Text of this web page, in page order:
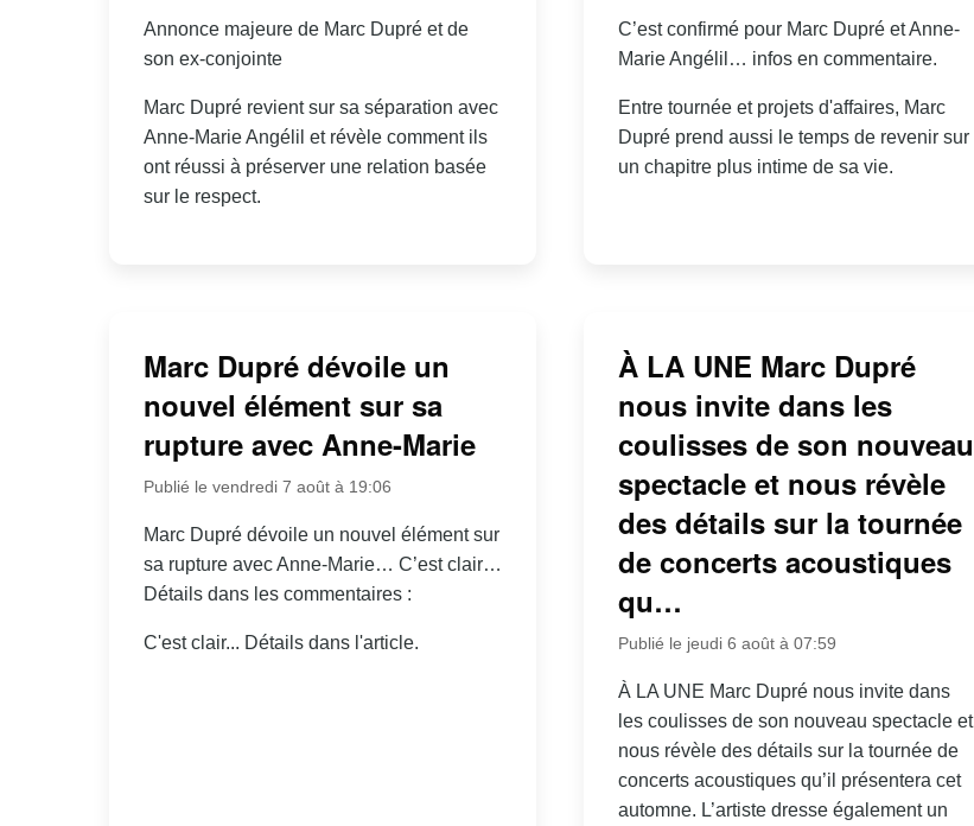
Annonce majeure de Marc Dupré et de
son ex-conjointe
Marc Dupré revient sur sa séparation avec
Anne-Marie Angélil et révèle comment ils
ont réussi à préserver une relation basée
sur le respect.
C’est confirmé pour Marc Dupré et Anne-
Marie Angélil… infos en commentaire.
Entre tournée et projets d'affaires, Marc
Dupré prend aussi le temps de revenir sur
un chapitre plus intime de sa vie.
Marc Dupré dévoile un
nouvel élément sur sa
rupture avec Anne-Marie
Publié le vendredi 7 août à 19:06
Marc Dupré dévoile un nouvel élément sur
sa rupture avec Anne-Marie… C’est clair…
Détails dans les commentaires :
C'est clair... Détails dans l'article.
À LA UNE Marc Dupré
nous invite dans les
coulisses de son nouveau
spectacle et nous révèle
des détails sur la tournée
de concerts acoustiques
qu…
Publié le jeudi 6 août à 07:59
À LA UNE Marc Dupré nous invite dans
les coulisses de son nouveau spectacle et
nous révèle des détails sur la tournée de
concerts acoustiques qu’il présentera cet
automne. L’artiste dresse également un